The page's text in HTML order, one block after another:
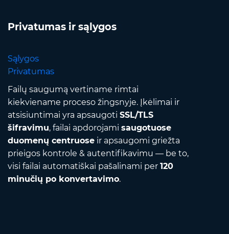
Privatumas ir sąlygos
Sąlygos
Privatumas
Failų saugumą vertiname rimtai
kiekviename proceso žingsnyje. Įkėlimai ir
atsisiuntimai yra apsaugoti SSL/TLS
šifravimu, failai apdorojami saugotuose
duomenų centruose ir apsaugomi griežta
prieigos kontrole & autentifikavimu — be to,
visi failai automatiškai pašalinami per 120
minučių po konvertavimo.